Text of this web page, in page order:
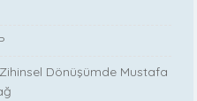
Dönüşümde Mustafa